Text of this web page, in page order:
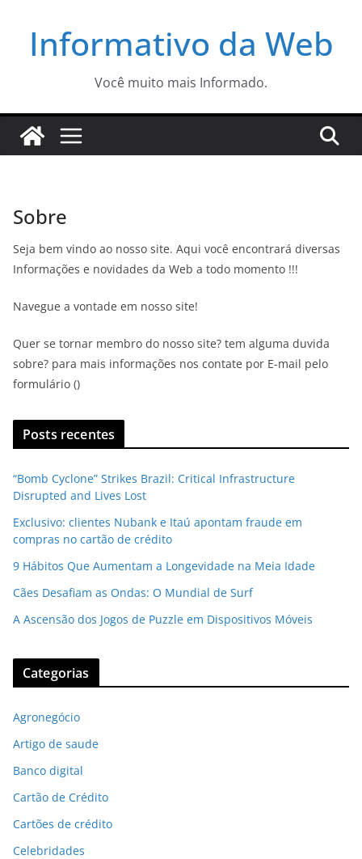
Informativo da Web
Você muito mais Informado.
Sobre
Seja bem vindo ao nosso site. Aqui você encontrará diversas
Informações e novidades da Web a todo momento !!!
Navegue a vontade em nosso site!
Quer se tornar membro do nosso site? tem alguma duvida
sobre? para mais informações nos contate por E-mail pelo
formulário ()
Posts recentes
“Bomb Cyclone” Strikes Brazil: Critical Infrastructure
Disrupted and Lives Lost
Exclusivo: clientes Nubank e Itaú apontam fraude em
compras no cartão de crédito
9 Hábitos Que Aumentam a Longevidade na Meia Idade
Cães Desafiam as Ondas: O Mundial de Surf
A Ascensão dos Jogos de Puzzle em Dispositivos Móveis
Categorias
Agronegócio
Artigo de saude
Banco digital
Cartão de Crédito
Cartões de crédito
Celebridades